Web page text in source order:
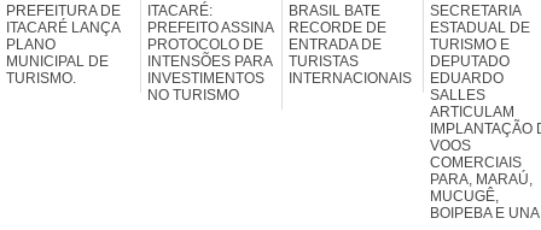
PREFEITURA DE
ITACARÉ LANÇA
PLANO
MUNICIPAL DE
TURISMO.
ITACARÉ:
PREFEITO ASSINA
PROTOCOLO DE
INTENSÕES PARA
INVESTIMENTOS
NO TURISMO
BRASIL BATE
RECORDE DE
ENTRADA DE
TURISTAS
INTERNACIONAIS
SECRETARIA
ESTADUAL DE
TURISMO E
DEPUTADO
EDUARDO
SALLES
ARTICULAM
IMPLANTAÇÃO
VOOS
COMERCIAIS
PARA, MARAÚ,
MUCUGÊ,
BOIPEBA E UNA